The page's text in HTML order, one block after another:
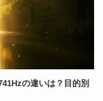
の違いは？目的別